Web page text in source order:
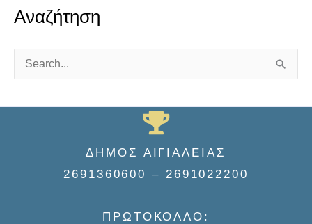
Αναζήτηση
a
ΔΗΜΟΣ ΑΙΓΙΑΛΕΙΑΣ
2691360600 – 2691022200
ΠΡΩΤΟΚΟΛΛΟ: